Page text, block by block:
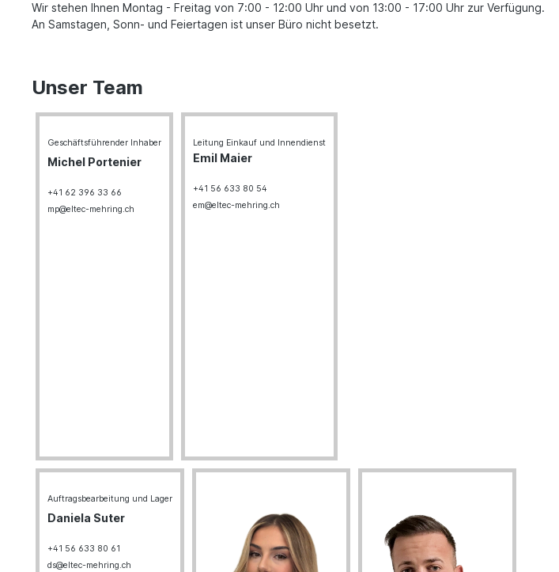
Wir stehen Ihnen Montag - Freitag von 7:00 - 12:00 Uhr und von 13:00 - 17:00 Uhr zur Verfügung.
An Samstagen, Sonn- und Feiertagen ist unser Büro nicht besetzt.
Unser Team
Geschäftsführender Inhaber
Michel Portenier
+41 62 396 33 66
mp@eltec-mehring.ch
Leitung Einkauf und Innendienst
Emil Maier
+41 56 633 80 54
em@eltec-mehring.ch
Auftragsbearbeitung und Lager
Daniela Suter
+41 56 633 80 61
ds@eltec-mehring.ch